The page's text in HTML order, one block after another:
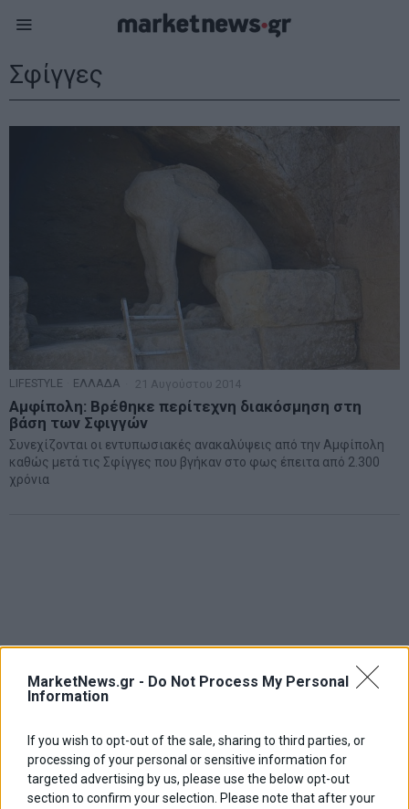
MarketNews.gr - Do Not Process My Personal
Information
If you wish to opt-out of the sale, sharing to third parties, or
processing of your personal or sensitive information for
targeted advertising by us, please use the below opt-out
section to confirm your selection. Please note that after your
Σφίγγες
LIFESTYLE ΕΛΛΑΔΑ 21 Αυγούστου 2014
Αμφίπολη: Βρέθηκε περίτεχνη διακόσμηση στη
βάση των Σφιγγών
Συνεχίζονται οι εντυπωσιακές ανακαλύψεις από την Αμφίπολη
καθώς μετά τις Σφίγγες που βγήκαν στο φως έπειτα από 2.300
χρόνια